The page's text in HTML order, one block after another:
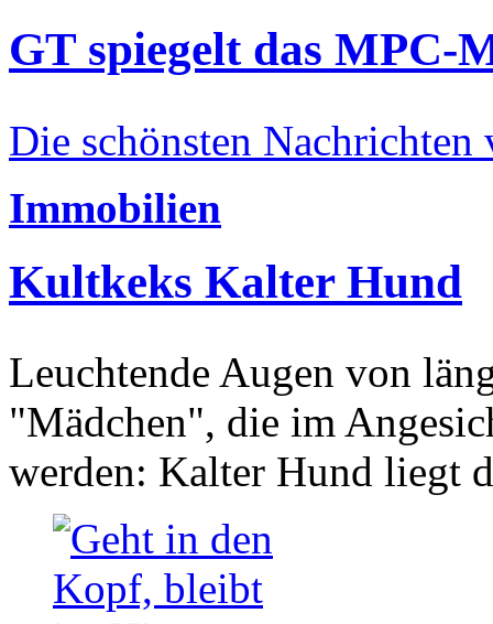
GT spiegelt das MPC-
Die schönsten Nachrichten
Immobilien
Kultkeks Kalter Hund
Leuchtende Augen von
"Mädchen", die im
werden: Kalter Hund liegt